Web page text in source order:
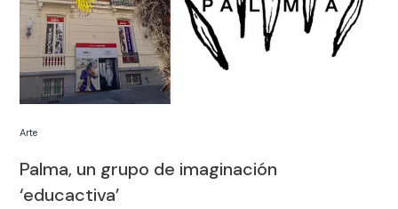
Palma, un grupo de imaginación
‘educactiva’
Arte